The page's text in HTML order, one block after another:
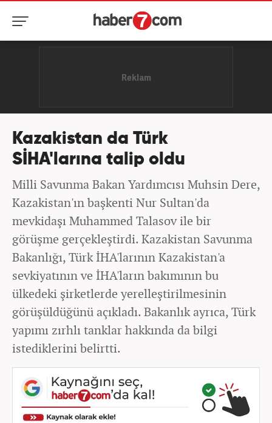
Kazakistan da Türk
SİHA'larına talip oldu
Milli Savunma Bakan Yardımcısı Muhsin Dere,
Kazakistan'ın başkenti Nur Sultan'da
mevkidaşı Muhammed Talasov ile bir
görüşme gerçekleştirdi. Kazakistan Savunma
Bakanlığı, Türk İHA'larının Kazakistan'a
sevkiyatının ve İHA'ların bakımının bu
ülkedeki şirketlerde yerelleştirilmesinin
görüşüldüğünü açıkladı. Bakanlık ayrıca, Türk
yapımı zırhlı tanklar hakkında da bilgi
istediklerini belirtti.